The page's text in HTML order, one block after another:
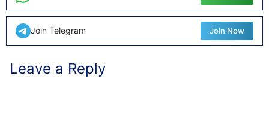
Join Telegram Join Now
Leave a Reply